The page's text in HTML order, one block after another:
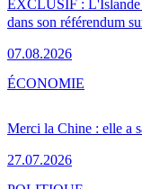
EXCLUSIF : L'Islande
dans son référendum
07.08.2026
Merci la Chine : elle a
27.07.2026
ÉCONOMIE